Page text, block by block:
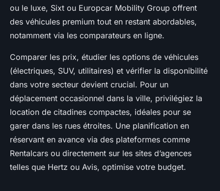
ou le luxe, Sixt ou Europcar Mobility Group offrent
des véhicules premium tout en restant abordables,
notamment via les comparateurs en ligne.
Comparer les prix, étudier les options de véhicules
(électriques, SUV, utilitaires) et vérifier la disponibilité
dans votre secteur devient crucial. Pour un
déplacement occasionnel dans la ville, privilégiez la
location de citadines compactes, idéales pour se
garer dans les rues étroites. Une planification en
réservant en avance via des plateformes comme
Rentalcars ou directement sur les sites d’agences
telles que Hertz ou Avis, optimise votre budget.